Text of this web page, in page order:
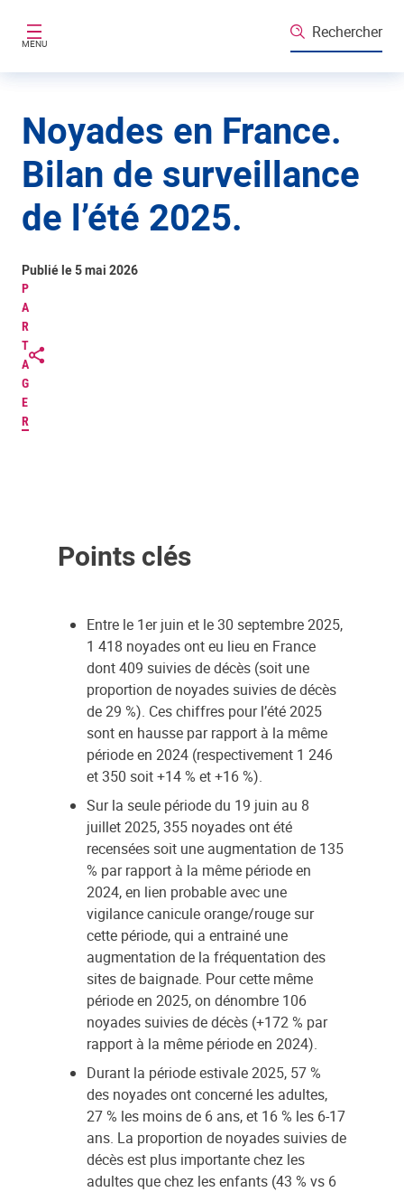
MENU
Rechercher
Noyades en France.
Bilan de surveillance
de l’été 2025.
P
A
R
T
A
G
E
R
Publié le 5 mai 2026
Points clés
Entre le 1er juin et le 30 septembre 2025,
1 418 noyades ont eu lieu en France
dont 409 suivies de décès (soit une
proportion de noyades suivies de décès
de 29 %). Ces chiffres pour l’été 2025
sont en hausse par rapport à la même
période en 2024 (respectivement 1 246
et 350 soit +14 % et +16 %).
Sur la seule période du 19 juin au 8
juillet 2025, 355 noyades ont été
recensées soit une augmentation de 135
% par rapport à la même période en
2024, en lien probable avec une
vigilance canicule orange/rouge sur
cette période, qui a entrainé une
augmentation de la fréquentation des
sites de baignade. Pour cette même
période en 2025, on dénombre 106
noyades suivies de décès (+172 % par
rapport à la même période en 2024).
Durant la période estivale 2025, 57 %
des noyades ont concerné les adultes,
27 % les moins de 6 ans, et 16 % les 6-17
ans. La proportion de noyades suivies de
décès est plus importante chez les
adultes que chez les enfants (43 % vs 6